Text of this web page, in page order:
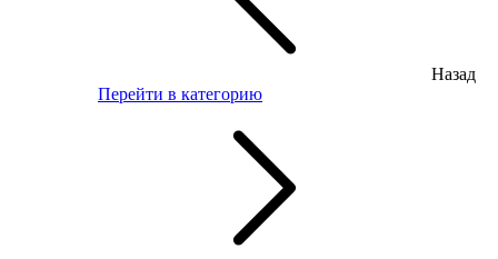
Назад
Перейти в категорию